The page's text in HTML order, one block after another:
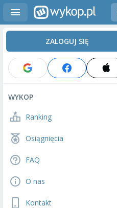
ZALOGUJ SIĘ
WYKOP
Ranking
Osiągnięcia
FAQ
O nas
Kontakt